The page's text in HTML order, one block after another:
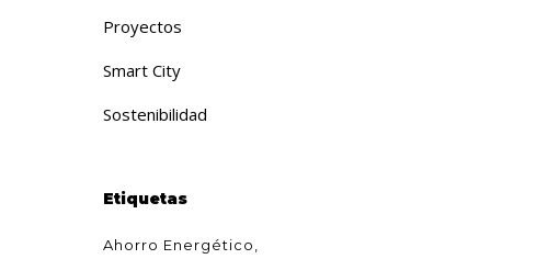
Proyectos
Smart City
Sostenibilidad
Etiquetas
Ahorro Energético